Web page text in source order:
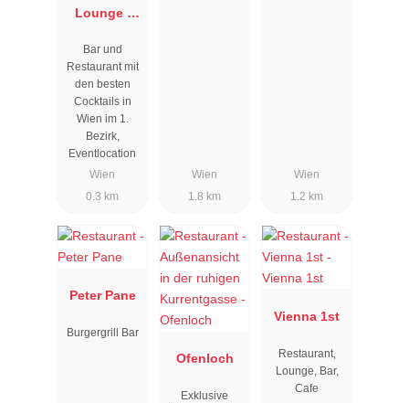
Lounge I
Wien
Bar und
Restaurant mit
den besten
Cocktails in
Wien im 1.
Bezirk,
Eventlocation
Wien
0.3 km
Wien
1.8 km
Wien
1.2 km
Peter Pane
Burgergrill Bar
Ofenloch
Exklusive
Vienna 1st
Restaurant,
Lounge, Bar,
Cafe